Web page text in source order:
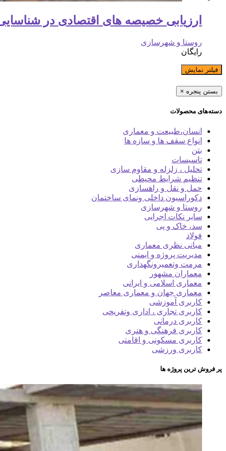
ارزیابی خصیصه های اقتصادی در
روستا و شهرسازی
رایگان
فیلتر نمایش
بستن پنجره ×
دسته‌های محصولات
انسان،طبیعت و معماری
انواع سقف ها و سازه ها
بتن
تاسیسات
تحلیل ، زلزله و مقاوم سازی
تنظیم شرایط محیطی
حمل و نقل و راهسازی
دکوراسیون داخلی ونمای ساختمان
روستا و شهرسازی
سایر نکات اجرایی
سد، خاک و پی
فولاد
مبانی نظری معماری
مدیریت پروژه و ایمنی
مرمت وتعمیرونگهداری
معماران مشهور
معماری اسلامی و ایرانی
معماری جهان و معماری معاصر
کاربری آموزشی
کاربری تجاری ، اداری وتفریحی
کاربری درمانی
کاربری فرهنگی و هنری
کاربری مسکونی و اقامتی
کاربری ورزشی
پر فروش ترین پروژه ها